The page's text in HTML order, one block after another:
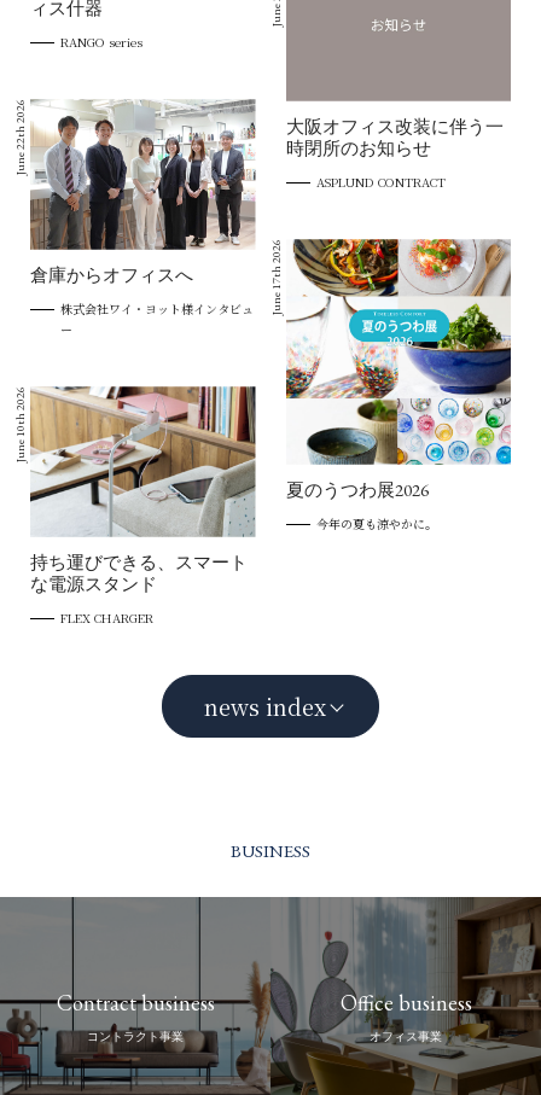
ィス什器
RANGO series
大阪オフィス改装に伴う一
時閉所のお知らせ
ASPLUND CONTRACT
June 22th 2026
倉庫からオフィスへ
株式会社ワイ・ヨット様インタビュ
ー
June 17th 2026
夏のうつわ展2026
今年の夏も涼やかに。
June 10th 2026
持ち運びできる、スマート
な電源スタンド
FLEX CHARGER
news index
BUSINESS
Contract business
コントラクト事業
Office business
オフィス事業